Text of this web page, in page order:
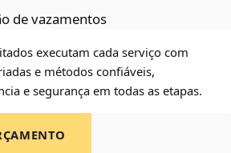
de vazamentos
executam cada serviço com
e métodos confiáveis,
e segurança em todas as etapas.